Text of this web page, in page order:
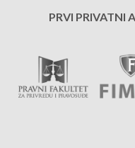
PRVI PRIVATNI